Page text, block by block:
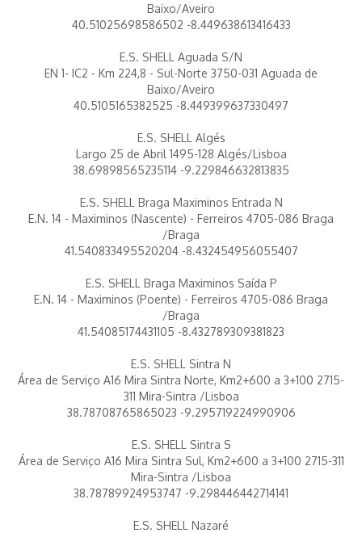
Baixo/Aveiro
40.51025698586502 -8.449638613416433
E.S. SHELL Aguada S/N
EN 1- IC2 - Km 224,8 - Sul-Norte 3750-031 Aguada de
Baixo/Aveiro
40.5105165382525 -8.449399637330497
E.S. SHELL Algés
Largo 25 de Abril 1495-128 Algés/Lisboa
38.69898565235114 -9.229846632813835
E.S. SHELL Braga Maximinos Entrada N
E.N. 14 - Maximinos (Nascente) - Ferreiros 4705-086 Braga
/Braga
41.540833495520204 -8.432454956055407
E.S. SHELL Braga Maximinos Saída P
E.N. 14 - Maximinos (Poente) - Ferreiros 4705-086 Braga
/Braga
41.54085174431105 -8.432789309381823
E.S. SHELL Sintra N
Área de Serviço A16 Mira Sintra Norte, Km2+600 a 3+100 2715-
311 Mira-Sintra /Lisboa
38.78708765865023 -9.295719224990906
E.S. SHELL Sintra S
Área de Serviço A16 Mira Sintra Sul, Km2+600 a 3+100 2715-311
Mira-Sintra /Lisboa
38.78789924953747 -9.298446442714141
E.S. SHELL Nazaré